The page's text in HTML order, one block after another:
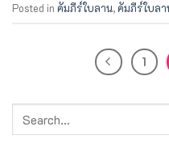
Posted in คัมภีร์ใบลาน,คัมภีร์ใบล
1